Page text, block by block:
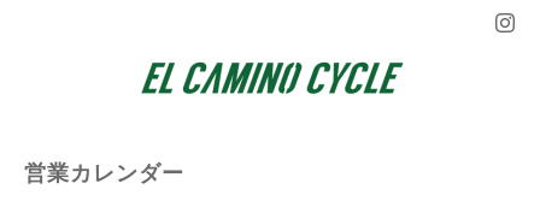
営業カレンダー